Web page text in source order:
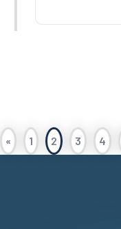
« 1 2 3 4